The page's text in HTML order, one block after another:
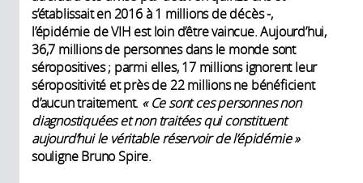
s’établissait en 2016 à 1 millions de décès -,
l’épidémie de VIH est loin d’être vaincue. Aujourd’hui,
36,7 millions de personnes dans le monde sont
séropositives ; parmi elles, 17 millions ignorent leur
séropositivité et près de 22 millions ne bénéficient
d’aucun traitement. « Ce sont ces personnes non
diagnostiquées et non traitées qui constituent
aujourd’hui le véritable réservoir de l’épidémie »
souligne Bruno Spire.